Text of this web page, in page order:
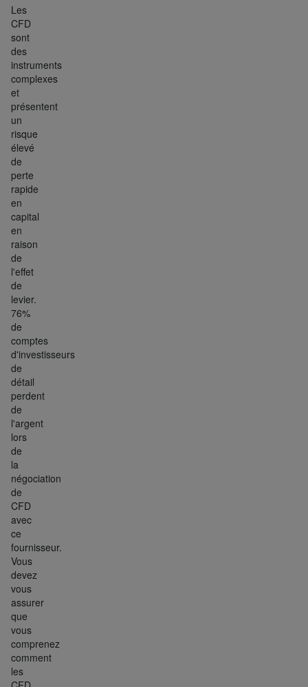
Les
CFD
sont
des
instruments
complexes
et
présentent
un
risque
élevé
de
perte
rapide
en
capital
en
raison
de
l'effet
de
levier.
76%
de
comptes
d'investisseurs
de
détail
perdent
de
l'argent
lors
de
la
négociation
de
CFD
avec
ce
fournisseur.
Vous
devez
vous
assurer
que
vous
comprenez
comment
les